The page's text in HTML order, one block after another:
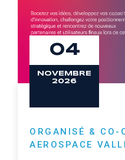
04
NOVEMBRE
2026
ORGANISÉ & CO-
AEROSPACE